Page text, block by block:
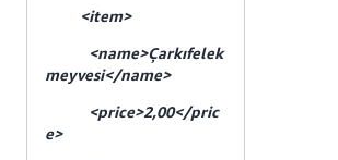
<item>
<name>Çarkıfelek
meyvesi</name>
<price>2,00</pric
e>